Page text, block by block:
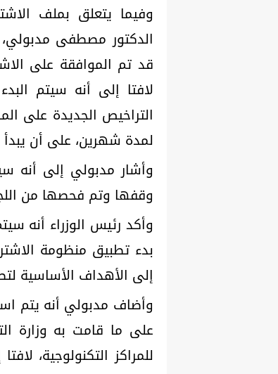
وفيما يتعلق بملف
الدكتور مصطفى
قد تم الموافقة على
لافتا إلى أنه سيتم
لمدة شهرين، على أن يبدأ
وأشار مدبولي إلى أنه
وقفها وتم فحصها من اللجان
إلى الأهداف الأساسية
وأضاف مدبولي أنه يتم
على ما قامت به وزارة
للمراكز التكنولوجية،